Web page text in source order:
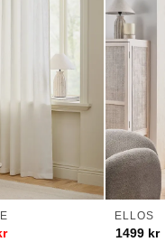
ELLOS
1499 kr